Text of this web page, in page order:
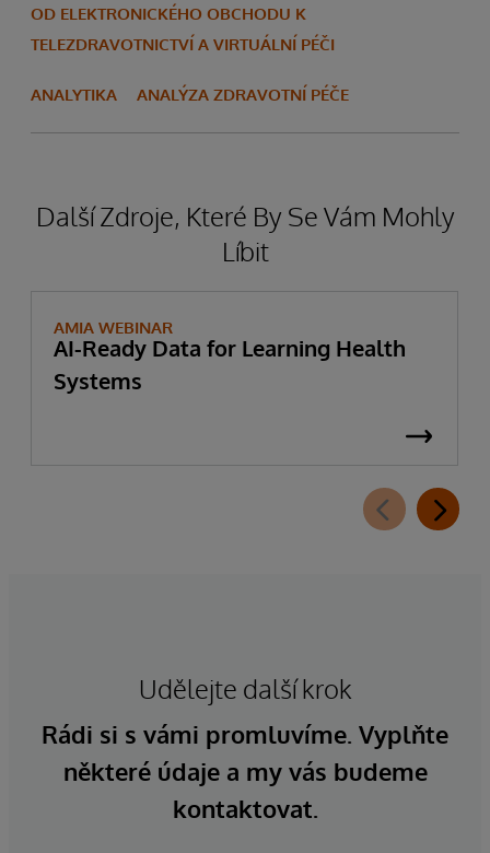
OD ELEKTRONICKÉHO OBCHODU K
TELEZDRAVOTNICTVÍ A VIRTUÁLNÍ PÉČI
ANALYTIKA ANALÝZA ZDRAVOTNÍ PÉČE
Další Zdroje, Které By Se Vám Mohly
Líbit
AMIA WEBINAR
AI-Ready Data for Learning Health
Systems
Udělejte další krok
Rádi si s vámi promluvíme. Vyplňte
některé údaje a my vás budeme
kontaktovat.